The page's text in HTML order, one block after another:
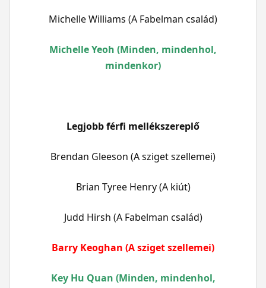
Michelle Williams (A Fabelman család)
Michelle Yeoh (Minden, mindenhol,
mindenkor)
Legjobb férfi mellékszereplő
Brendan Gleeson (A sziget szellemei)
Brian Tyree Henry (A kiút)
Judd Hirsh (A Fabelman család)
Barry Keoghan (A sziget szellemei)
Key Hu Quan (Minden, mindenhol,